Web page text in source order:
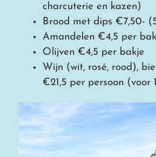
charcuterie en kazen)
Brood met dips €7,50-
Amandelen €4,5 per
Olijven €4,5 per bakje
Wijn (wit, rosé, rood),
€21,5 per persoon (voor